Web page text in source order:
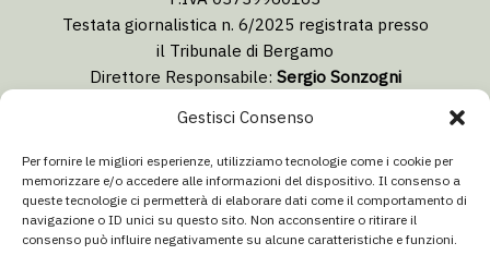
Gestisci Consenso
Per fornire le migliori esperienze, utilizziamo tecnologie come i cookie per
memorizzare e/o accedere alle informazioni del dispositivo. Il consenso a
queste tecnologie ci permetterà di elaborare dati come il comportamento di
navigazione o ID unici su questo sito. Non acconsentire o ritirare il
consenso può influire negativamente su alcune caratteristiche e funzioni.
Testata giornalistica n. 6/2025 registrata presso
il Tribunale di Bergamo
Direttore Responsabile: Sergio Sonzogni
redazione@isolabergamascanews.it